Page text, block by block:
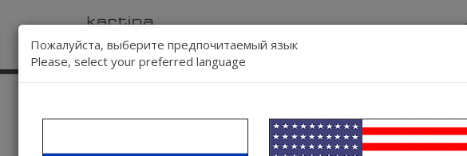
Связь Регистрация
Пожалуйста, выберите предпочитаемый язык
Please, select your preferred language